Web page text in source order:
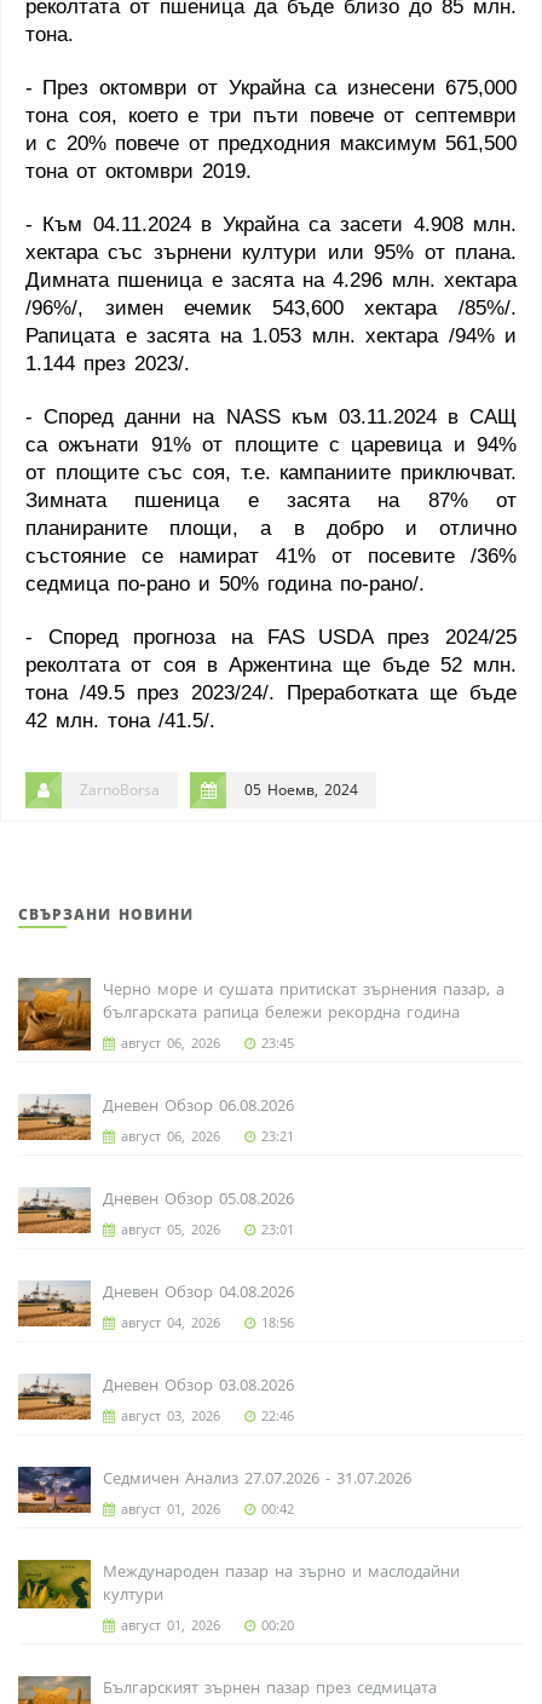
реколтата от пшеница да бъде близо до 85 млн.
тона.
- През октомври от Украйна са изнесени 675,000
тона соя, което е три пъти повече от септември
и с 20% повече от предходния максимум 561,500
тона от октомври 2019.
- Към 04.11.2024 в Украйна са засети 4.908 млн.
хектара със зърнени култури или 95% от плана.
Димната пшеница е засята на 4.296 млн. хектара
/96%/, зимен ечемик 543,600 хектара /85%/.
Рапицата е засята на 1.053 млн. хектара /94% и
1.144 през 2023/.
- Според данни на NASSкъм 03.11.2024 в САЩ
са ожънати 91% от площите с царевица и 94%
от площите със соя, т.е. кампаниите приключват.
Зимната пшеница е засята на 87% от
планираните площи, а в добро и отлично
състояние се намират 41% от посевите /36%
седмица по-рано и 50% година по-рано/.
- Според прогноза на FAS USDAпрез 2024/25
реколтата от соя в Аржентина ще бъде 52 млн.
тона /49.5 през 2023/24/. Преработката ще бъде
42 млн. тона /41.5/.
ZarnoBorsa 05 Ноемв, 2024
СВЪРЗАНИ НОВИНИ
Черно море и сушата притискат зърнения пазар, а
българската рапица бележи рекордна година
август 06, 2026 23:45
Дневен Обзор 06.08.2026
август 06, 2026 23:21
Дневен Обзор 05.08.2026
август 05, 2026 23:01
Дневен Обзор 04.08.2026
август 04, 2026 18:56
Дневен Обзор 03.08.2026
август 03, 2026 22:46
Седмичен Анализ 27.07.2026 - 31.07.2026
август 01, 2026 00:42
Международен пазар на зърно и маслодайни
култури
август 01, 2026 00:20
Българският зърнен пазар през седмицата